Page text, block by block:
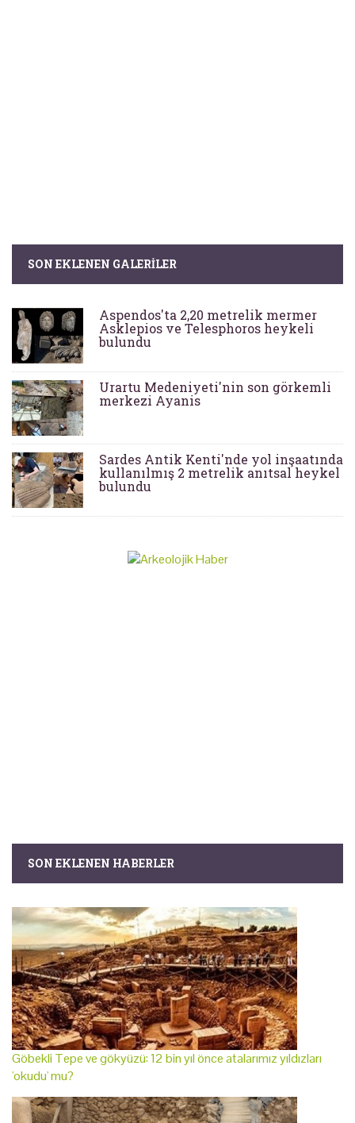
SON EKLENEN GALERILER
Aspendos'ta 2,20 metrelik mermer
Asklepios ve Telesphoros heykeli
bulundu
Urartu Medeniyeti'nin son görkemli
merkezi Ayanis
Sardes Antik Kenti'nde yol inşaatında
kullanılmış 2 metrelik anıtsal heykel
bulundu
SON EKLENEN HABERLER
Göbekli Tepe ve gökyüzü: 12 bin yıl önce atalarımız yıldızları
'okudu' mu?